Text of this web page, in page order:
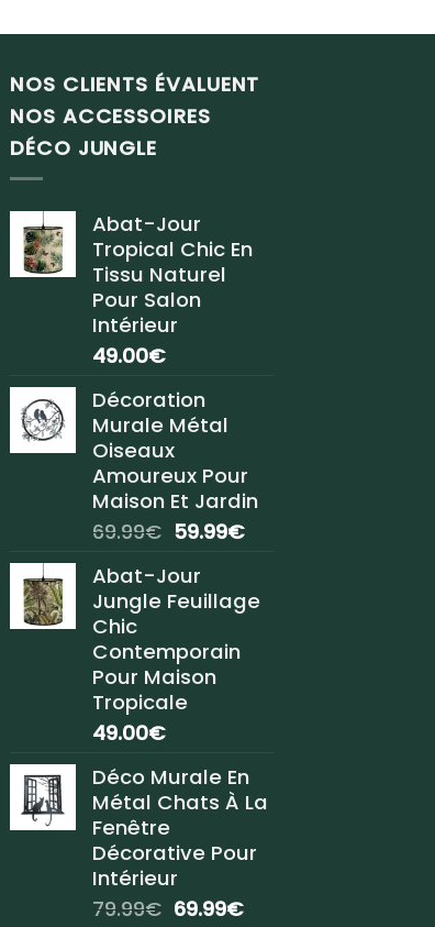
NOS CLIENTS ÉVALUENT
NOS ACCESSOIRES
DÉCO JUNGLE
Abat-Jour
Tropical Chic En
Tissu Naturel
Pour Salon
Intérieur
49.00€
Décoration
Murale Métal
Oiseaux
Amoureux Pour
Maison Et Jardin
69.99€ Le
initial
était :
69.99€.
59.99€Le
est :
Abat-Jour
Jungle Feuillage
Chic
Contemporain
Pour Maison
Tropicale
49.00€
Déco Murale En
Métal Chats À La
Fenêtre
Décorative Pour
Intérieur
79.99€ Le
69.99€Le